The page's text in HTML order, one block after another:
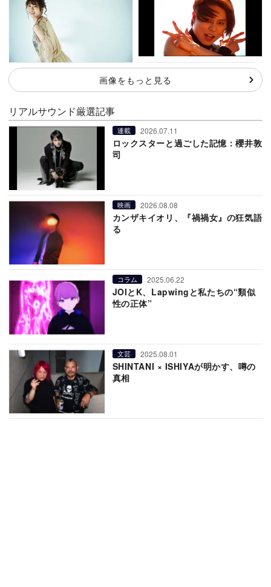
画像をもっと見る
リアルサウンド厳選記事
連載 2026.07.11
ロックスターと過ごした記憶：櫻井敦
司
映画 2026.08.08
カンザキイオリ、『禍禍女』の狂気語
る
コラム 2025.06.22
JOIとK、Lapwingと私たちの“類似
性の正体”
文芸 2025.08.01
SHINTANI × ISHIYAが明かす、噂の
真相